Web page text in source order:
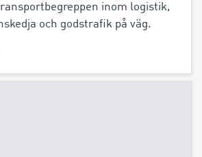
inom logistik,
och godstrafik på väg.